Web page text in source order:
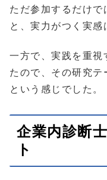
ただ参加するだけで
と、実力がつく実感
一方で、実践を重視
たので、その研究テ
という感じでした。
企業内診断
ト